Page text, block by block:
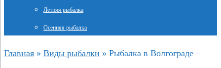
Летняя рыбалка
Осенняя рыбалка
Главная » Виды рыбалки » Рыбалка в Волгограде –